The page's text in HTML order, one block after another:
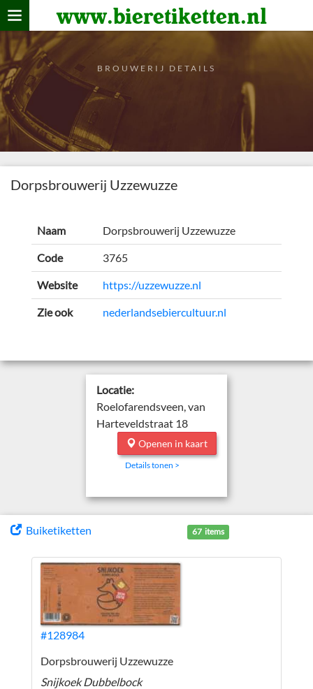
www.bieretiketten.nl
Home
verzamelen
De bierkaart
Bezoekers
BROUWERIJ DETAILS
Dorpsbrouwerij Uzzewuzze
Naam Dorpsbrouwerij Uzzewuzze
Code 3765
Website https://uzzewuzze.nl
Zie ook nederlandsebiercultuur.nl
Locatie:
Roelofarendsveen, van
Harteveldstraat 18
Openen in kaart
Details tonen >
Buiketiketten 67 items
#128984
Dorpsbrouwerij Uzzewuzze
Snijkoek Dubbelbock